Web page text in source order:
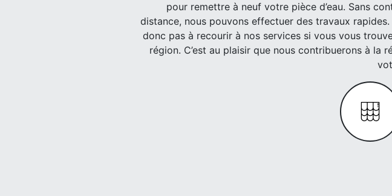
pour remettre à neuf votre pièce d’eau. Sans
distance, nous pouvons effectuer des travaux rapides.
donc pas à recourir à nos services si vous vous
région. C’est au plaisir que nous contribuerons à la